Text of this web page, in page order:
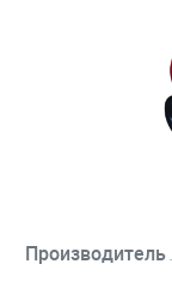
Производитель